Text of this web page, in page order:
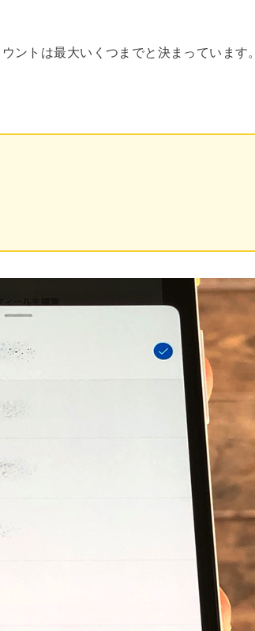
ントは最大いくつまでと決まっています。